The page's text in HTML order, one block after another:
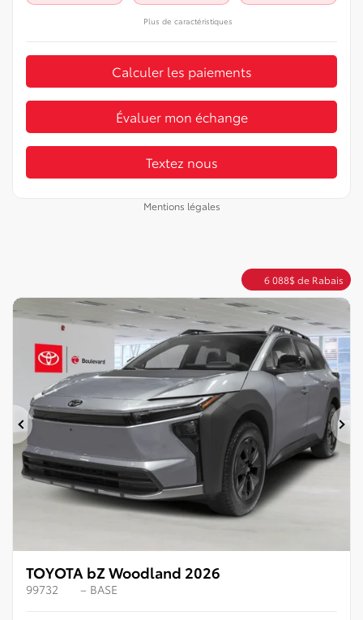
Plus de caractéristiques
Calculer les paiements
Évaluer mon échange
Textez nous
Mentions légales
6 088$de Rabais
Précédent
TOYOTA bZ Woodland 2026
99732 – BASE